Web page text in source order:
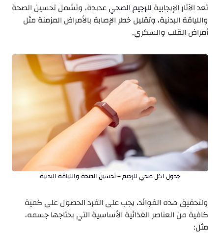
تعد الآثار الإيجابيةللرجيم الصحيعديدة، وتشمل تحسين الصحة
واللياقة البدنية، وتقليل خطر الإصابة بالأمراض المزمنة مثل
أمراض القلب والسكري.
جدول اكل صحي للرجيم – تحسين الصحة واللياقة البدنية
ولتحقيق هذه الفوائد، يجب على الفرد الحصول على كمية
كافية من العناصر الغذائية الأساسية التي يحتاجها جسمه،
مثل: